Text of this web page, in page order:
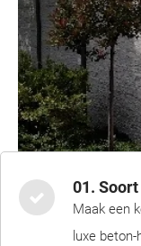
01.
Maak een
luxe